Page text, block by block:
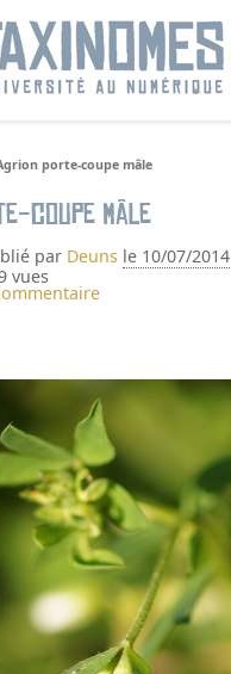
porte-coupe mâle
coupe mâle
par Deuns le 10/07/2014
vues